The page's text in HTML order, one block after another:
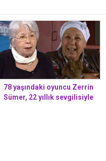
78 yaşındaki oyuncu Zerrin
Sümer, 22 yıllık sevgilisiyle